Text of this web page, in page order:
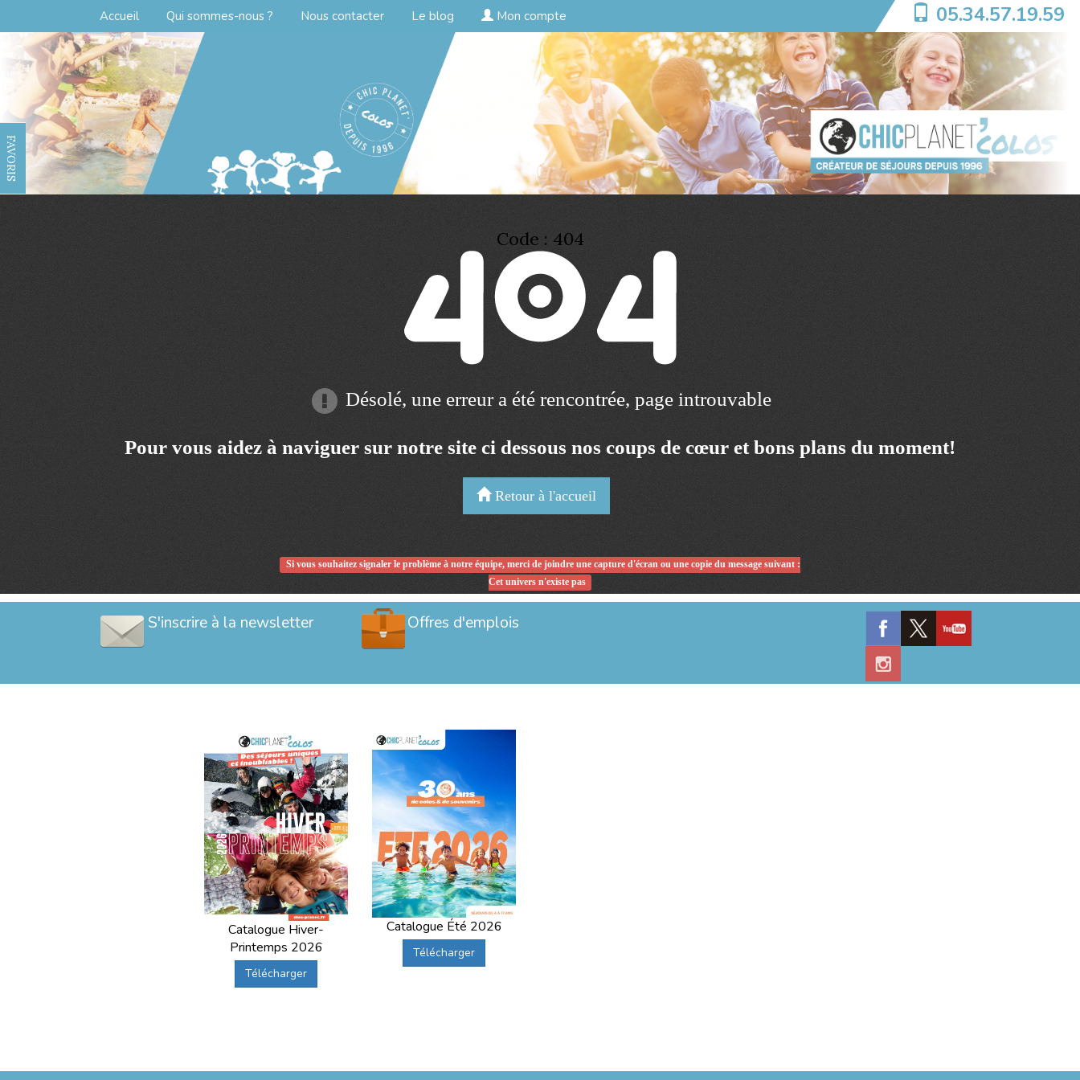
Accueil Qui sommes-nous ? Nous contacter Le blog Mon compte 05.34.57.19.59
FAVORIS
Code : 404
Désolé, une erreur a été rencontrée, page introuvable
Pour vous aidez à naviguer sur notre site ci dessous nos coups de cœur et bons plans du moment!
Retour à l'accueil
Si vous souhaitez signaler le problème à notre équipe, merci de joindre une capture d'écran ou une copie du message suivant :
Cet univers n'existe pas
S'inscrire à la newsletter Offres d'emplois
Catalogue Hiver-
Printemps 2026
Télécharger
Catalogue Été 2026
Télécharger